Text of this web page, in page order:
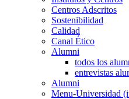
Centros Adscritos
Sostenibilidad
Calidad
Canal Ético
Alumni
todos los
entrevistas
Alumni
Menu-Universidad